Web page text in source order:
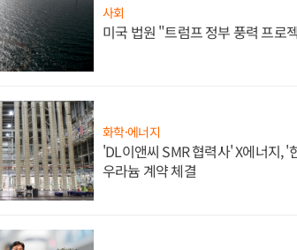
사회
미국 법원 "트럼프 정부 풍력 프로
화학·에너지
'DL이앤씨 SMR 협력사' X에너지,
우라늄 계약 체결